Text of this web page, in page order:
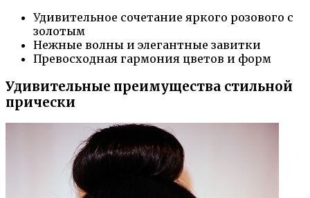
Удивительное сочетание яркого розового с
золотым
Нежные волны и элегантные завитки
Превосходная гармония цветов и форм
Удивительные преимущества стильной
прически